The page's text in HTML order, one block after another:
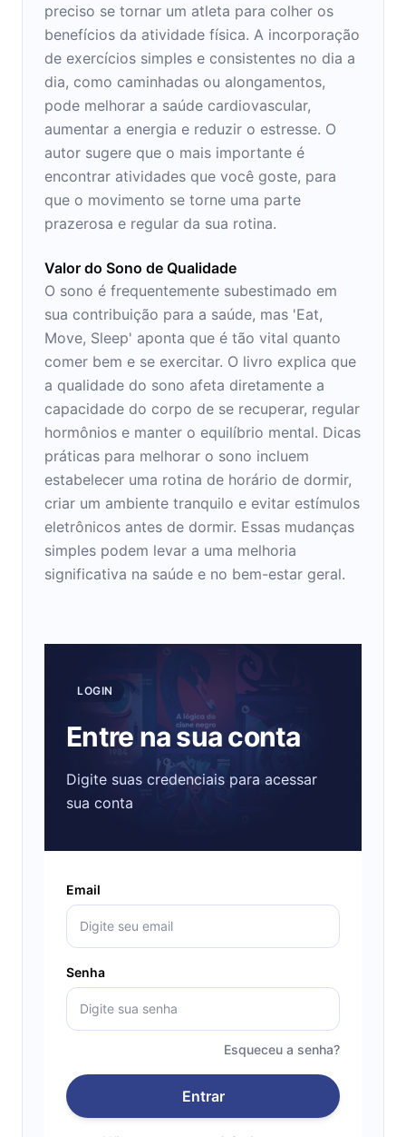
preciso se tornar um atleta para colher os
benefícios da atividade física. A incorporação
de exercícios simples e consistentes no dia a
dia, como caminhadas ou alongamentos,
pode melhorar a saúde cardiovascular,
aumentar a energia e reduzir o estresse. O
autor sugere que o mais importante é
encontrar atividades que você goste, para
que o movimento se torne uma parte
prazerosa e regular da sua rotina.
Valor do Sono de Qualidade
O sono é frequentemente subestimado em
sua contribuição para a saúde, mas 'Eat,
Move, Sleep' aponta que é tão vital quanto
comer bem e se exercitar. O livro explica que
a qualidade do sono afeta diretamente a
capacidade do corpo de se recuperar, regular
hormônios e manter o equilíbrio mental. Dicas
práticas para melhorar o sono incluem
estabelecer uma rotina de horário de dormir,
criar um ambiente tranquilo e evitar estímulos
eletrônicos antes de dormir. Essas mudanças
simples podem levar a uma melhoria
significativa na saúde e no bem-estar geral.
LOGIN
Entre na sua conta
Digite suas credenciais para acessar
sua conta
Email
Senha
Esqueceu a senha?
Entrar